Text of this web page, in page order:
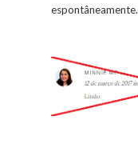
espontâneamente.